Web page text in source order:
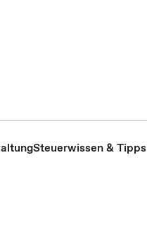
Steuerwissen & Tipps